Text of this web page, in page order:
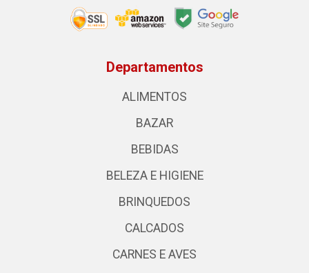
Departamentos
ALIMENTOS
BAZAR
BEBIDAS
BELEZA E HIGIENE
BRINQUEDOS
CALCADOS
CARNES E AVES